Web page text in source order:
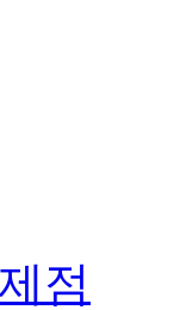
점